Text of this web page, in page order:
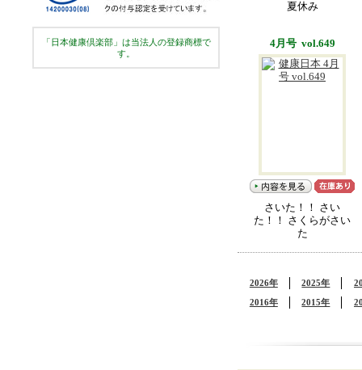
「日本健康倶楽部」は当法人の登録商標で
す。
夏休み
4月号 vol.649
さいた！！ さい
た！！ さくらがさい
た
2026年 2025年
2016年
2015年